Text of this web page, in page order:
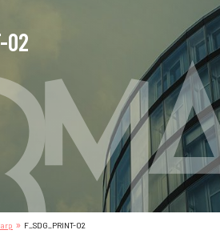
02
» F_SDG_PRINT-02